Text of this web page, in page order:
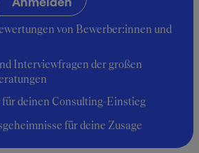
Durchschnittsgehalt: 26.400 €
von Bewerber:innen und
Interviewfragen der großen
deinen Consulting-Einstieg
für deine Zusage